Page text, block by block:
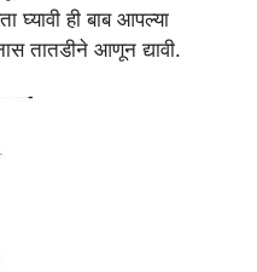
घ्यावी ही बाब आपल्या
तातडीने आणून द्यावी.